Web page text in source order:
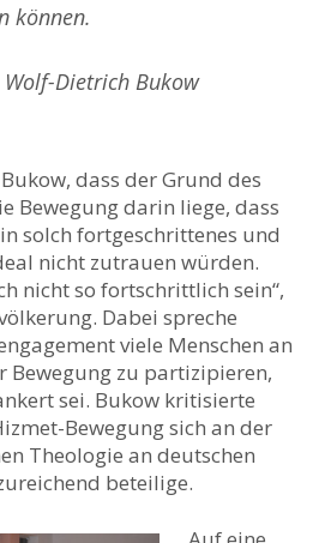
können.
Dietrich Bukow
dass der Grund des
Bewegung darin liege, dass
solch fortgeschrittenes und
nicht zutrauen würden.
nicht so fortschrittlich sein“,
Dabei spreche
viele Menschen an
Bewegung zu partizipieren,
sei. Bukow kritisierte
Bewegung sich an der
Theologie an deutschen
beteilige.